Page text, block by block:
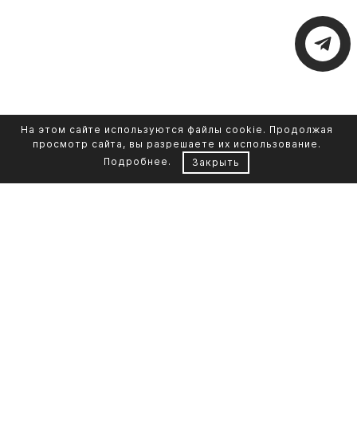
На этом сайте используются файлы cookie. Продолжая
просмотр сайта, вы разрешаете их использование.
Подробнее . Закрыть